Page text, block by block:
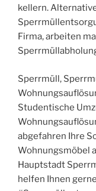
kellern.
Firma, arbeiten
Sperrmüll,
Studentische
abgefahren Ihre
Wohnungsmöbel
Hauptstadt
helfen Ihnen